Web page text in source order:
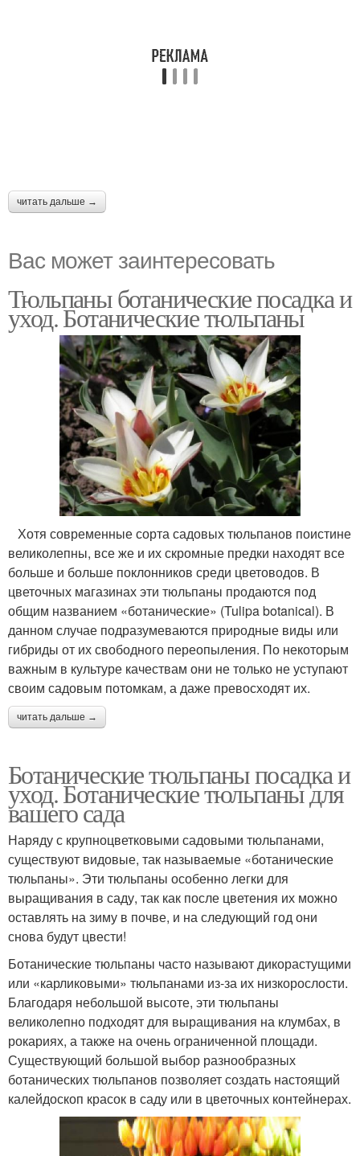
читать дальше →
Вас может заинтересовать
Тюльпаны ботанические посадка и
уход. Ботанические тюльпаны
Хотя современные сорта садовых тюльпанов поистине
великолепны, все же и их скромные предки находят все
больше и больше поклонников среди цветоводов. В
цветочных магазинах эти тюльпаны продаются под
общим названием «ботанические» (Tulipa botanical). В
данном случае подразумеваются природные виды или
гибриды от их свободного переопыления. По некоторым
важным в культуре качествам они не только не уступают
своим садовым потомкам, а даже превосходят их.
читать дальше →
Ботанические тюльпаны посадка и
уход. Ботанические тюльпаны для
вашего сада
Наряду с крупноцветковыми садовыми тюльпанами,
существуют видовые, так называемые «ботанические
тюльпаны». Эти тюльпаны особенно легки для
выращивания в саду, так как после цветения их можно
оставлять на зиму в почве, и на следующий год они
снова будут цвести!
Ботанические тюльпаны часто называют дикорастущими
или «карликовыми» тюльпанами из-за их низкорослости.
Благодаря небольшой высоте, эти тюльпаны
великолепно подходят для выращивания на клумбах, в
рокариях, а также на очень ограниченной площади.
Существующий большой выбор разнообразных
ботанических тюльпанов позволяет создать настоящий
калейдоскоп красок в саду или в цветочных контейнерах.